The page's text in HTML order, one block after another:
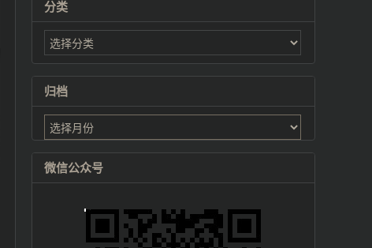
分类
归档
微信公众号